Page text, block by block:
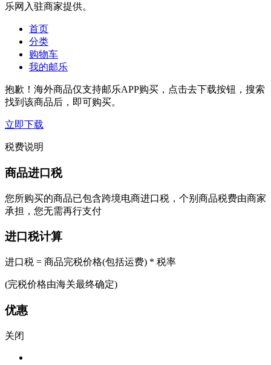
乐网入驻商家提供。
首页
分类
购物车
我的邮乐
抱歉！海外商品仅支持邮乐APP购买，点击去下载按钮，搜索
找到该商品后，即可购买。
立即下载
税费说明
商品进口税
您所购买的商品已包含跨境电商进口税，个别商品税费由商家
承担，您无需再行支付
进口税计算
进口税 = 商品完税价格(包括运费) * 税率
(完税价格由海关最终确定)
优惠
关闭